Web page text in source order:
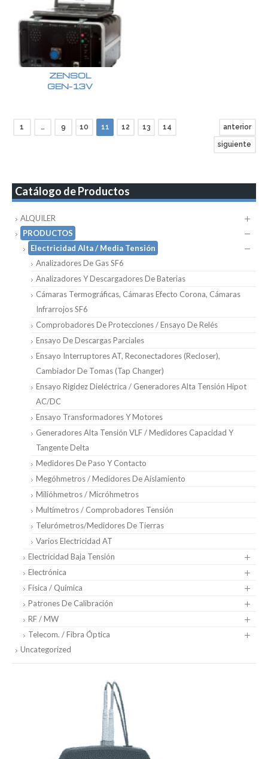
ZENSOL
GEN-13V
1 … 9 10 11 12 13 14 anterior
siguiente
Catálogo de Productos
ALQUILER
PRODUCTOS
Electricidad Alta / Media Tensión
Analizadores De Gas SF6
Analizadores Y Descargadores De Baterias
Cámaras Termográficas, Cámaras Efecto Corona, Cámaras
Infrarrojos SF6
Comprobadores De Protecciones / Ensayo De Relés
Ensayo De Descargas Parciales
Ensayo Interruptores AT, Reconectadores (Recloser),
Cambiador De Tomas (Tap Changer)
Ensayo Rigidez Dieléctrica / Generadores Alta Tensión Hipot
AC/DC
Ensayo Transformadores Y Motores
Generadores Alta Tensión VLF / Medidores Capacidad Y
Tangente Delta
Medidores De Paso Y Contacto
Megóhmetros / Medidores De Aislamiento
Milióhmetros / Micróhmetros
Multímetros / Comprobadores Tensión
Telurómetros/medidores De Tierras
Varios Electricidad AT
Electricidad Baja Tensión
Electrónica
Física / Química
Patrones De Calibración
RF / MW
Telecom. / Fibra Óptica
Uncategorized